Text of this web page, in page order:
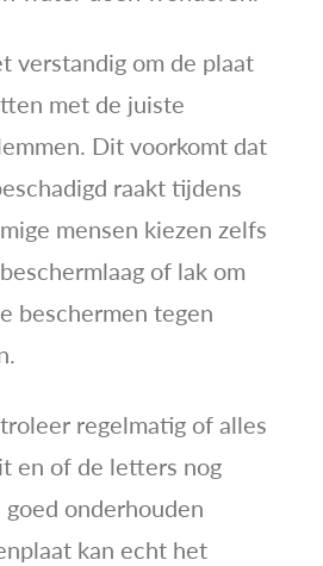
verstandig om de plaat
met de juiste
Dit voorkomt dat
raakt tijdens
mensen kiezen zelfs
of lak om
beschermen tegen
regelmatig of alles
en of de letters nog
onderhouden
kan echt het